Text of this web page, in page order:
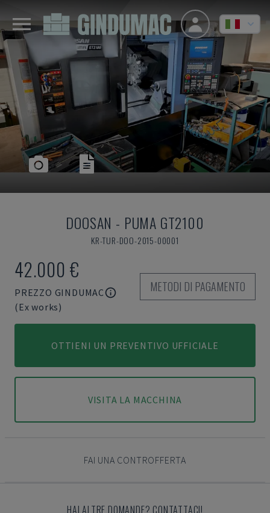
DOOSAN - PUMA GT2100
KR-TUR-DOO-2015-00001
42.000 €
PREZZO GINDUMAC
(Ex works)
METODI DI PAGAMENTO
OTTIENI UN PREVENTIVO UFFICIALE
VISITA LA MACCHINA
FAI UNA CONTROFFERTA
HAI ALTRE DOMANDE? CONTATTACI!